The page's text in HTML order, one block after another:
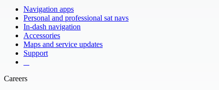
Navigation apps
Personal and professional sat navs
In-dash navigation
Accessories
Maps and service updates
Support
Careers